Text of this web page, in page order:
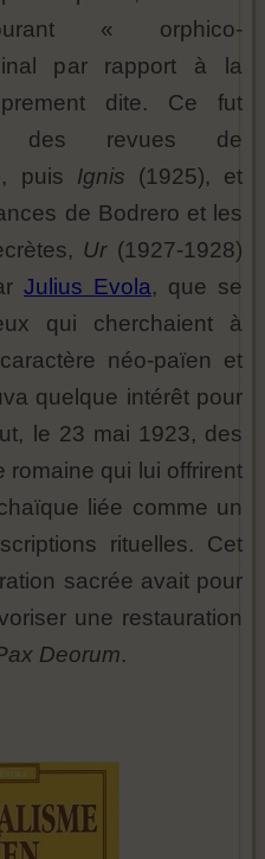
« orphico-
par rapport à la
dite. Ce fut
des revues de
puis Ignis (1925), et
de Bodrero et les
Ur(1927-1928)
Julius Evola, que se
qui cherchaient à
néo-païen et
quelque intérêt pour
le 23 mai 1923, des
romaine qui lui offrirent
liée comme un
rituelles. Cet
sacrée avait pour
une restauration
Deorum.